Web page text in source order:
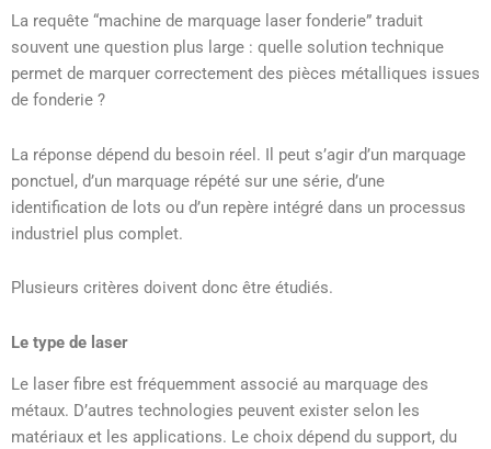
La requête “machine de marquage laser fonderie” traduit
souvent une question plus large : quelle solution technique
permet de marquer correctement des pièces métalliques issues
de fonderie ?
La réponse dépend du besoin réel. Il peut s’agir d’un marquage
ponctuel, d’un marquage répété sur une série, d’une
identification de lots ou d’un repère intégré dans un processus
industriel plus complet.
Plusieurs critères doivent donc être étudiés.
Le type de laser
Le laser fibre est fréquemment associé au marquage des
métaux. D’autres technologies peuvent exister selon les
matériaux et les applications. Le choix dépend du support, du